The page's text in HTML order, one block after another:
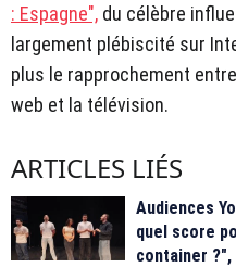
: Espagne", du célèbre
largement plébiscité sur
plus le rapprochement
web et la télévision.
ARTICLES LIÉS
Audiences
quel score
container